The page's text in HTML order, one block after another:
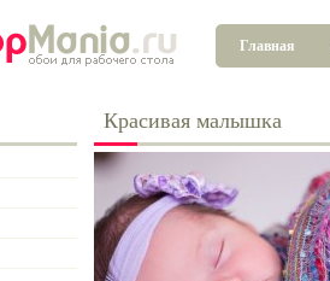
Главная
Красивая малышка